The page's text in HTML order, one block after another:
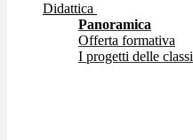
Didattica
Panoramica
Offerta formativa
I progetti delle classi